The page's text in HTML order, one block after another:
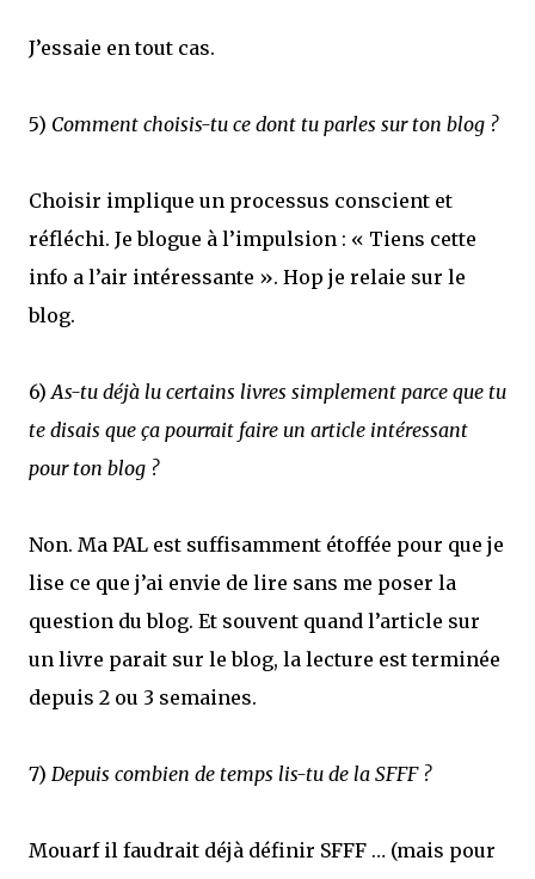
J’essaie en tout cas.
5) Comment choisis-tu ce dont tu parles sur ton blog ?
Choisir implique un processus conscient et
réfléchi. Je blogue à l’impulsion : « Tiens cette
info a l’air intéressante ». Hop je relaie sur le
blog.
6)As-tu déjà lu certains livres simplement parce que tu
te disais que ça pourrait faire un article intéressant
pour ton blog ?
Non. Ma PAL est suffisamment étoffée pour que je
lise ce que j’ai envie de lire sans me poser la
question du blog. Et souvent quand l’article sur
un livre parait sur le blog, la lecture est terminée
depuis 2 ou 3 semaines.
7) Depuis combien de temps lis-tu de la SFFF ?
Mouarf il faudrait déjà définir SFFF … (mais pour